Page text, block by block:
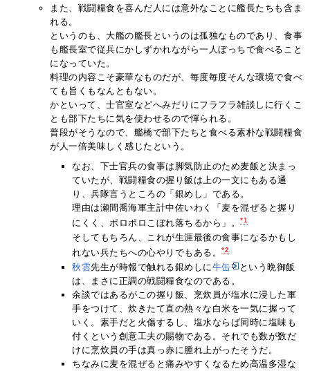
また、戦闘糧食を喜んだ人には意外なことに艦長たちも含ま
れる。
というのも、大艦の艦長というのは孤独なものであり、食事
も艦長室で従兵にかしずかれながら一人ぼっちで食べること
になっていた。
料理の内容こそ豪華なものだが、毎度毎度そんな環境で食べ
ても旨くもなんともない。
かといって、士官室などへみだりにフラフラ雑談しに行くこ
とも部下たちに気を使わせるので憚られる。
普段がそうなので、艦橋で部下たちと食べる素朴な戦闘糧食
が人一倍美味しく感じたという。
なお、下士官兵の食事は脚気防止のため麦飯と決まっ
ていたが、戦闘糧食の握り飯は上の一文にもある通
り、兵隊言うところの「銀めし」である。
理由は瀬間喬海軍主計中佐いわく「麦を混ぜると握り
にくく、ポロポロこぼれ落ちるから」。*1
そしてもちろん、これが生涯最後の食事になるかもし
れない兵たちへの心やりでもある。*2
秋雲先生が時報で触れる銀めしに牛缶
という晩御飯
は、まさに正調の戦闘糧食なのである。
余談ではあるがこの握り飯、烹炊員が塩水に浸した軍
手をつけて、炊きたて直の熱々な白米を一気に握って
いく。素手だと火傷するし、塩水ならば同時に塩味も
付くという創意工夫の賜物である。それでも数が数だ
けに烹炊員の手は真っ赤に腫れ上がったそうだ。
ちなみに麦を混ぜると痛みやすくなるため高温多湿な